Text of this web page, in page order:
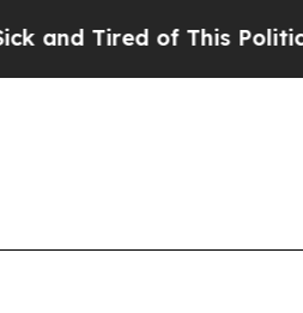
of This Politics of Hatred”